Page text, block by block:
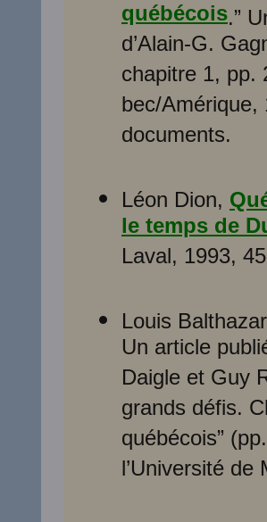
québécois.”
d’Alain-G.
chapitre 1, pp.
bec/
documents.
Léon Dion,
le temps de
Laval, 1993,
Louis
Un article
Daigle et Guy
grands défis.
québécois”
l’Université